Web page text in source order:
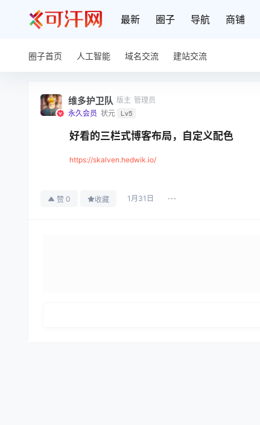
最新 圈子 导航 商铺
圈子首页 人工智能 域名交流 建站交流
维多护卫队 版主 管理员
永久会员 状元 Lv5
好看的三栏式博客布局，自定义配色
https://skalven.hedwik.io/
赞 0 收藏 1月31日